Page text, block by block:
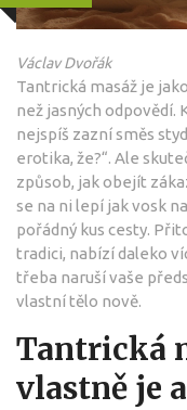
Václav Dvořák
Tantrická masáž je
než jasných odpovědí.
nejspíš zazní směs
erotika, že?“. Ale
způsob, jak obejít
se na ni lepí jak vosk
pořádný kus cesty.
tradici, nabízí daleko
třeba naruší vaše
vlastní tělo nově.
Tantrická
vlastně je